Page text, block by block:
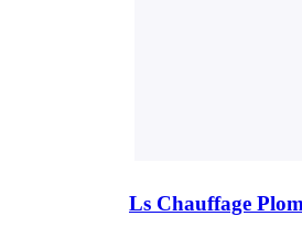
Ls Chauffage